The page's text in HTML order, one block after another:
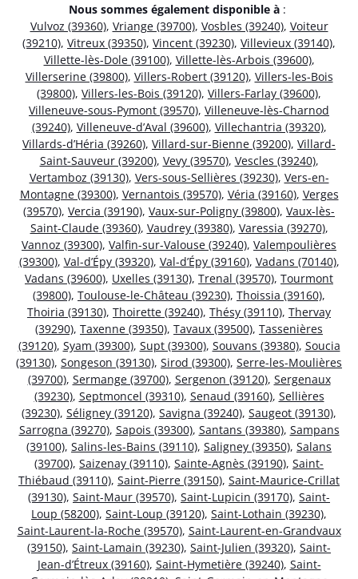
Nous sommes également disponible à :
Vulvoz (39360), Vriange (39700), Vosbles (39240), Voiteur
(39210), Vitreux (39350), Vincent (39230), Villevieux (39140),
Villette-lès-Dole (39100), Villette-lès-Arbois (39600),
Villerserine (39800), Villers-Robert (39120), Villers-les-Bois
(39800), Villers-les-Bois (39120), Villers-Farlay (39600),
Villeneuve-sous-Pymont (39570), Villeneuve-lès-Charnod
(39240), Villeneuve-d’Aval (39600), Villechantria (39320),
Villards-d’Héria (39260), Villard-sur-Bienne (39200), Villard-
Saint-Sauveur (39200), Vevy (39570), Vescles (39240),
Vertamboz (39130), Vers-sous-Sellières (39230), Vers-en-
Montagne (39300), Vernantois (39570), Véria (39160), Verges
(39570), Vercia (39190), Vaux-sur-Poligny (39800), Vaux-lès-
Saint-Claude (39360), Vaudrey (39380), Varessia (39270),
Vannoz (39300), Valfin-sur-Valouse (39240), Valempoulières
(39300), Val-d’Épy (39320), Val-d’Épy (39160), Vadans (70140),
Vadans (39600), Uxelles (39130), Trenal (39570), Tourmont
(39800), Toulouse-le-Château (39230), Thoissia (39160),
Thoiria (39130), Thoirette (39240), Thésy (39110), Thervay
(39290), Taxenne (39350), Tavaux (39500), Tassenières
(39120), Syam (39300), Supt (39300), Souvans (39380), Soucia
(39130), Songeson (39130), Sirod (39300), Serre-les-Moulières
(39700), Sermange (39700), Sergenon (39120), Sergenaux
(39230), Septmoncel (39310), Senaud (39160), Sellières
(39230), Séligney (39120), Savigna (39240), Saugeot (39130),
Sarrogna (39270), Sapois (39300), Santans (39380), Sampans
(39100), Salins-les-Bains (39110), Saligney (39350), Salans
(39700), Saizenay (39110), Sainte-Agnès (39190), Saint-
Thiébaud (39110), Saint-Pierre (39150), Saint-Maurice-Crillat
(39130), Saint-Maur (39570), Saint-Lupicin (39170), Saint-
Loup (58200), Saint-Loup (39120), Saint-Lothain (39230),
Saint-Laurent-la-Roche (39570), Saint-Laurent-en-Grandvaux
(39150), Saint-Lamain (39230), Saint-Julien (39320), Saint-
Jean-d’Étreux (39160), Saint-Hymetière (39240), Saint-